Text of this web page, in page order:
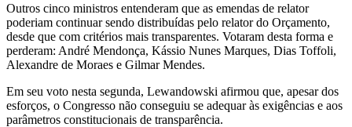
Outros cinco ministros entenderam que as emendas de relator
poderiam continuar sendo distribuídas pelo relator do Orçamento,
desde que com critérios mais transparentes. Votaram desta forma e
perderam: André Mendonça, Kássio Nunes Marques, Dias Toffoli,
Alexandre de Moraes e Gilmar Mendes.
Em seu voto nesta segunda, Lewandowski afirmou que, apesar dos
esforços, o Congresso não conseguiu se adequar às exigências e aos
parâmetros constitucionais de transparência.